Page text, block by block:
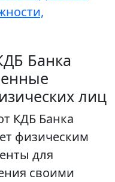
Банка
лиц
КДБ Банка
физическим
для
своими